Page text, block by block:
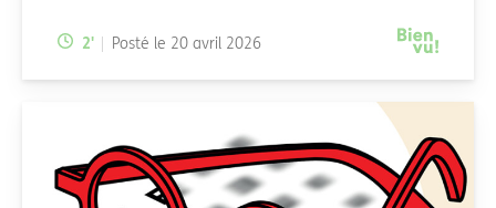
Temps de lecture:
2' Posté le 20 avril 2026